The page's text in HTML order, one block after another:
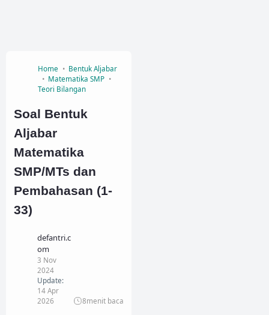
Home
Bentuk Aljabar
Matematika SMP
Teori Bilangan
Soal Bentuk
Aljabar
Matematika
SMP/MTs dan
Pembahasan (1-
33)
defantri.c
om
3 Nov
2024
Update:
14 Apr
2026
8menit baca